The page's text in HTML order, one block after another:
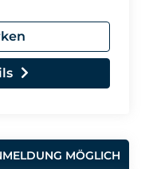
MÖGLICH